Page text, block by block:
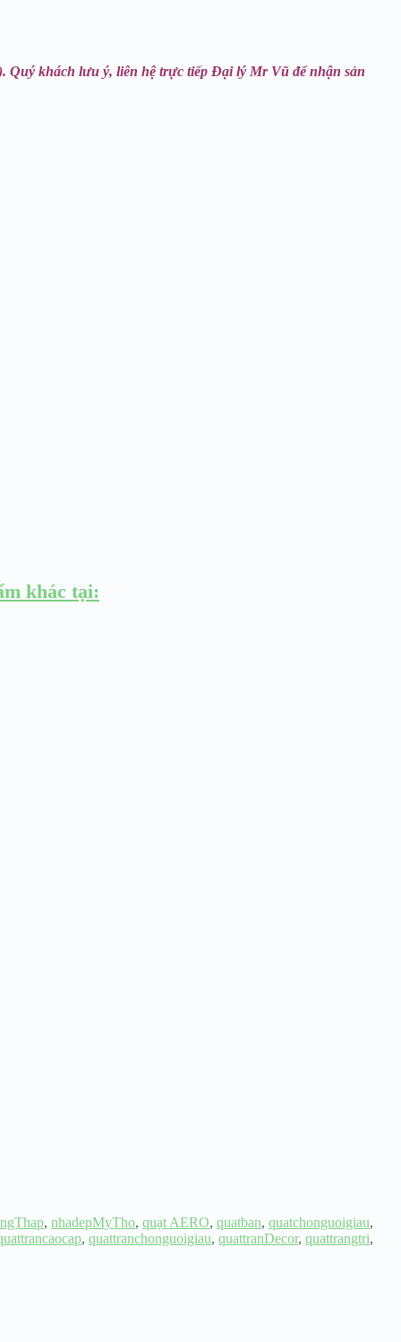
khách lưu ý, liên hệ trực tiếp Đại lý Mr Vũ để nhận sản
khác tại:
, nhadepMyTho, quạt AERO, quatban, quatchonguoigiau,
, quattranchonguoigiau, quattranDecor, quattrangtri,